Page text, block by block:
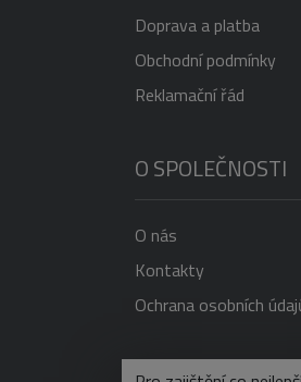
Doprava a platba
Obchodní podmínky
Reklamační řád
O SPOLEČNOSTI
O nás
Kontakty
Ochrana osobních